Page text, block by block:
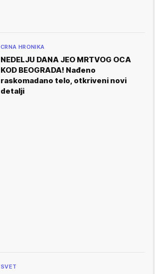
CRNA HRONIKA
NEDELJU DANA JEO MRTVOG OCA
KOD BEOGRADA! Nađeno
raskomadano telo, otkriveni novi
detalji
SVET